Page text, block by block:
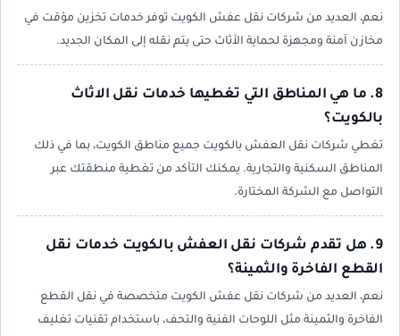
نعم، العديد من شركات نقل عفش الكويت توفر خدمات تخزين مؤقت في
مخازن آمنة ومجهزة لحماية الأثاث حتى يتم نقله إلى المكان الجديد.
8. ما هي المناطق التي تغطيها خدمات نقل الاثاث
بالكويت؟
تغطي شركات نقل العفش بالكويت جميع مناطق الكويت، بما في ذلك
المناطق السكنية والتجارية. يمكنك التأكد من تغطية منطقتك عبر
التواصل مع الشركة المختارة.
9. هل تقدم شركات نقل العفش بالكويت خدمات نقل
القطع الفاخرة والثمينة؟
نعم، العديد من شركات نقل عفش الكويت متخصصة في نقل القطع
الفاخرة والثمينة مثل اللوحات الفنية والتحف، باستخدام تقنيات تغليف